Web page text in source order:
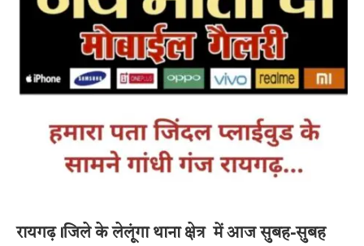
रायगढ़।जिले के लेलूंगा थाना क्षेत्र में आज सुबह-सुबह